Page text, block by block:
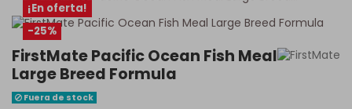
¡En oferta!
-25%
FirstMate Pacific Ocean Fish Meal
Large Breed Formula
Fuera de stock